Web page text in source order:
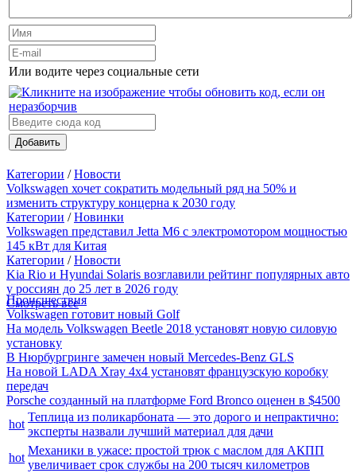
Или водите через социальные сети
Добавить
Категории /Новости
Volkswagen хочет сократить модельный ряд на 50% и
изменить структуру концерна к 2030 году
Категории /Новинки
Volkswagen представил Jetta M6 с электромотором мощностью
145 кВт для Китая
Категории /Новости
Kia Rio и Hyundai Solaris возглавили рейтинг популярных авто
у россиян до 25 лет в 2026 году
Смотреть все
Происшествия
Volkswagen готовит новый Golf
На модель Volkswagen Beetle 2018 установят новую силовую
установку
В Нюрбургринге замечен новый Mercedes-Benz GLS
На новой LADA Xray 4x4 установят французскую коробку
передач
Porsche созданный на платформе Ford Bronco оценен в $4500
hot
Теплица из поликарбоната — это дорого и непрактично:
эксперты назвали лучший материал для дачи
hot
Механики в ужасе: простой трюк с маслом для АКПП
увеличивает срок службы на 200 тысяч километров